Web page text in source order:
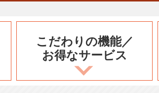
こだわりの機能／
お得なサービス